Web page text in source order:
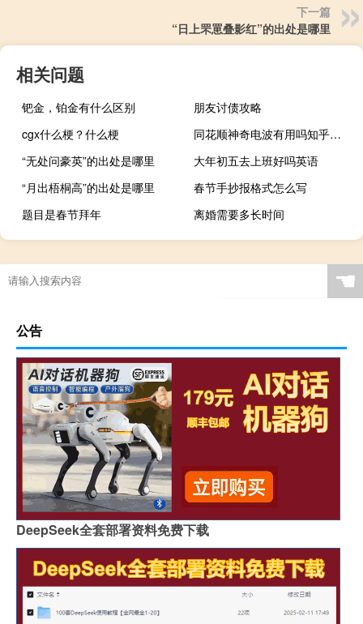
下一篇
“日上罘罳叠影红”的出处是哪里
相关问题
钯金，铂金有什么区别
朋友讨债攻略
cgx什么梗？什么梗
同花顺神奇电波有用吗知乎（同花顺神奇电波有用）
“无处问豪英”的出处是哪里
大年初五去上班好吗英语
“月出梧桐高”的出处是哪里
春节手抄报格式怎么写
题目是春节拜年
离婚需要多长时间
☚
公告
DeepSeek全套部署资料免费下载